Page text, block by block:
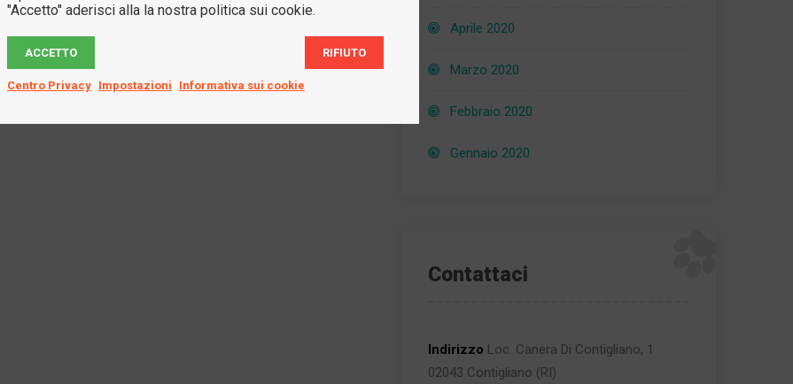
Aprile 2020
Marzo 2020
Febbraio 2020
Gennaio 2020
Contattaci
Indirizzo Loc. Canera Di Contigliano, 1
02043 Contigliano (RI)
"Accetto" aderisci alla la nostra politica sui cookie.
ACCETTO RIFIUTO
Centro Privacy Impostazioni Informativa sui cookie